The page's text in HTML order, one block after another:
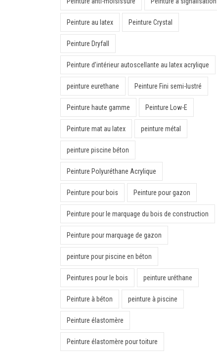
Peinture au latex Peinture Crystal
Peinture Dryfall
Peinture d’intérieur autoscellante au latex acrylique
peinture eurethane Peinture Fini semi-lustré
Peinture haute gamme Peinture Low-E
Peinture mat au latex peinture métal
peinture piscine béton
Peinture Polyuréthane Acrylique
Peinture pour bois Peinture pour gazon
Peinture pour le marquage du bois de construction
Peinture pour marquage de gazon
peinture pour piscine en béton
Peintures pour le bois peinture uréthane
Peinture à béton peinture à piscine
Peinture élastomère
Peinture élastomère pour toiture